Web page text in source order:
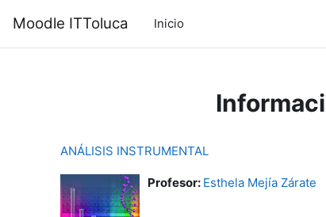
Moodle ITToluca Inicio
ANÁLISIS INSTRUMENTAL
Profesor: Esthela Mejía Zárate